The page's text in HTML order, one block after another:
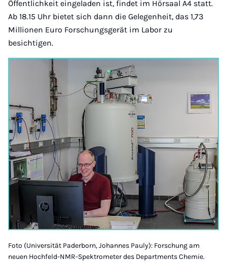
Öffentlichkeit eingeladen ist, findet im Hörsaal A4 statt.
Ab 18.15 Uhr bietet sich dann die Gelegenheit, das 1,73
Millionen Euro Forschungsgerät im Labor zu
besichtigen.
Foto (Universität Paderborn, Johannes Pauly): Forschung am
neuen Hochfeld-NMR-Spektrometer des Departments Chemie.